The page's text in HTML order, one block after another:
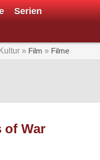
Serien
» Film » Filme
of War
Serie
SERIEN